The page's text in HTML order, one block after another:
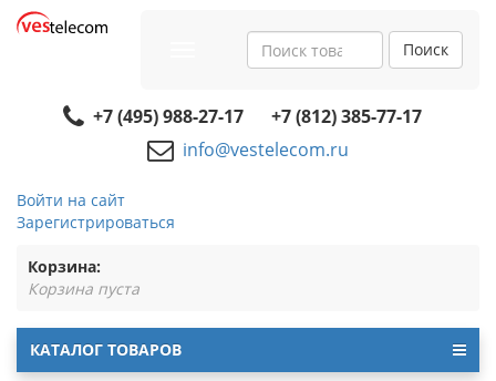
navigation
Поиск
+7 (495) 988-27-17
+7 (812) 385-77-17
info@vestelecom.ru
Войти на сайт
Зарегистрироваться
Корзина:
Корзина пуста
КАТАЛОГ ТОВАРОВ